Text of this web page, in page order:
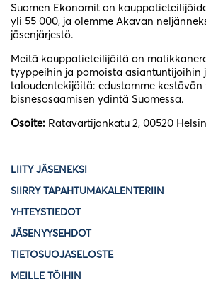
Suomen Ekonomit on
yli 55 000, ja olemme Akavan
jäsenjärjestö.
Meitä kauppatieteilijöitä on
tyyppeihin ja pomoista asiantuntijoihin
taloudentekijöitä: edustamme kestävän
bisnesosaamisen ydintä Suomessa.
Osoite: Ratavartijankatu 2, 00520
LIITY JÄSENEKSI
SIIRRY TAPAHTUMAKALENTERIIN
YHTEYSTIEDOT
JÄSENYYSEHDOT
TIETOSUOJASELOSTE
MEILLE TÖIHIN